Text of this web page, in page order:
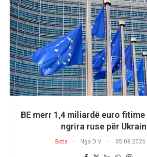
BE merr 1,4 miliardë euro
ngrira ruse për
Bota Nga D V 05.08.2026